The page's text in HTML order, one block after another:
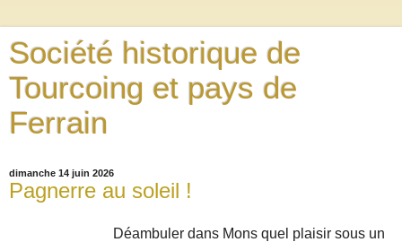
Société historique de
Tourcoing et pays de
Ferrain
dimanche 14 juin 2026
Pagnerre au soleil !
Déambuler dans Mons quel plaisir sous un